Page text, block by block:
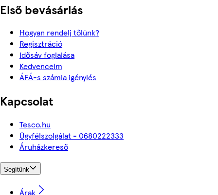
Első bevásárlás
Hogyan rendelj tőlünk?
Regisztráció
Idősáv foglalása
Kedvenceim
ÁFÁ-s számla igénylés
Kapcsolat
Tesco.hu
Ügyfélszolgálat - 0680222333
Áruházkereső
Segítünk
Árak